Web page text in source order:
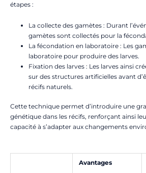
étapes :
La collecte des gamètes : Durant
gamètes sont collectés pour la
La fécondation en laboratoire : Les
laboratoire pour produire des larves.
Fixation des larves : Les larves ainsi
sur des structures artificielles avant
récifs naturels.
Cette technique permet d’introduire une
génétique dans les récifs, renforçant ainsi
capacité à s’adapter aux changements
Avantages